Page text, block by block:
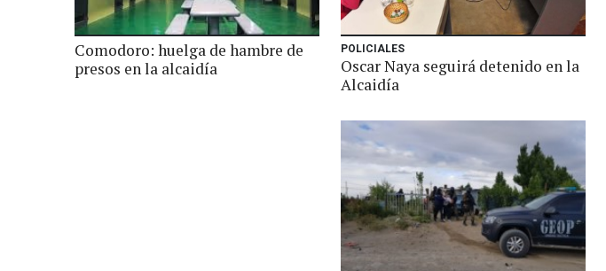
Comodoro: huelga de hambre de
presos en la alcaidía
POLICIALES
Oscar Naya seguirá detenido en la
Alcaidía